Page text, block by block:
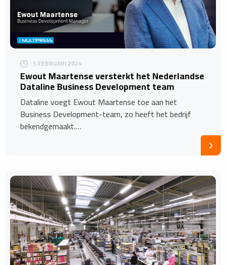
5 FEBRUARI 2024
Ewout Maartense versterkt het Nederlandse
Dataline Business Development team
Dataline voegt Ewout Maartense toe aan het
Business Development-team, zo heeft het bedrijf
bekendgemaakt.…